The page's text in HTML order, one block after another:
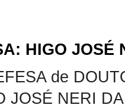
HIGO JOSÉ
de
JOSÉ NERI